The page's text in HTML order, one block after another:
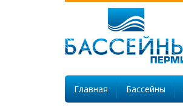
Главная Бассейны